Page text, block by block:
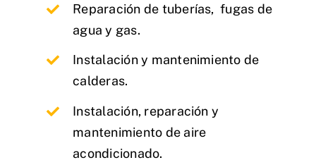
Reparación de tuberías, fugas de
agua y gas.
Instalación y mantenimiento de
calderas.
Instalación, reparación y
mantenimiento de aire
acondicionado.